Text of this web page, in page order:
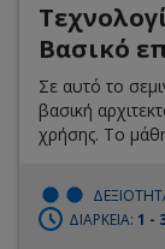
Βασικό
Σε αυτό το
βασική
χρήσης. Το
των Apache
Apache Pig.
βιομηχανικές
ΔΙΑΡΚΕΙΑ: 1 -